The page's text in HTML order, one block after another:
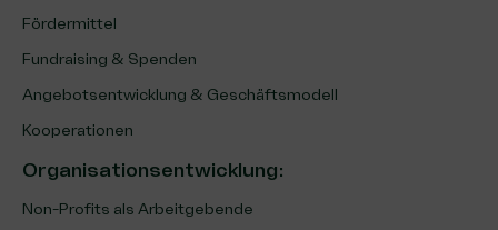
Fördermittel
Fundraising & Spenden
Angebotsentwicklung & Geschäftsmodell
Kooperationen
Organisationsentwicklung:
Non-Profits als Arbeitgebende